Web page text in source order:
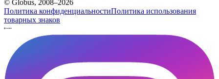
© Globus, 2008–2026
Политика конфиденциальностиПолитика использования
товарных знаков